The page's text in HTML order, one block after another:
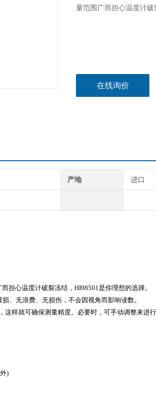
量范围广而担心温度计破
在线询价
产地 进口
担心温度计破裂冻结，HI98501是你理想的选择。
、无浪费、无损伤，不会因视角而影响读数。
样就可确保测量精度。必要时，可手动调整来进
)